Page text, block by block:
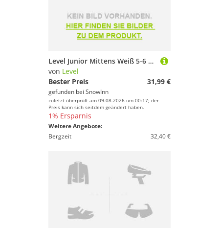
Level Junior Mittens Weiß 5-6 Years Mädchen
von Level
Bester Preis
31,99 €
gefunden bei SnowInn
zuletzt überprüft am 09.08.2026 um 00:17; der
Preis kann sich seitdem geändert haben.
1% Ersparnis
Weitere Angebote:
Bergzeit
32,40 €